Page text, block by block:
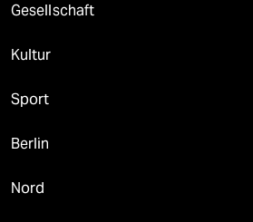
Gesellschaft
Kultur
Sport
Berlin
Nord